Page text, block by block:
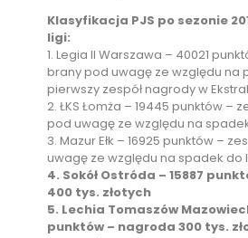
Klasyfikacja PJS po sezonie
ligi:
1. Legia II Warszawa – 40021
brany pod uwagę ze względu na
pierwszy zespół nagrody w
2. ŁKS Łomża – 19445 punktów –
pod uwagę ze względu na
3. Mazur Ełk – 16925 punktów –
uwagę ze względu na spadek do
4. Sokół Ostróda – 15887
400 tys. złotych
5. Lechia Tomaszów
punktów – nagroda 300 tys.